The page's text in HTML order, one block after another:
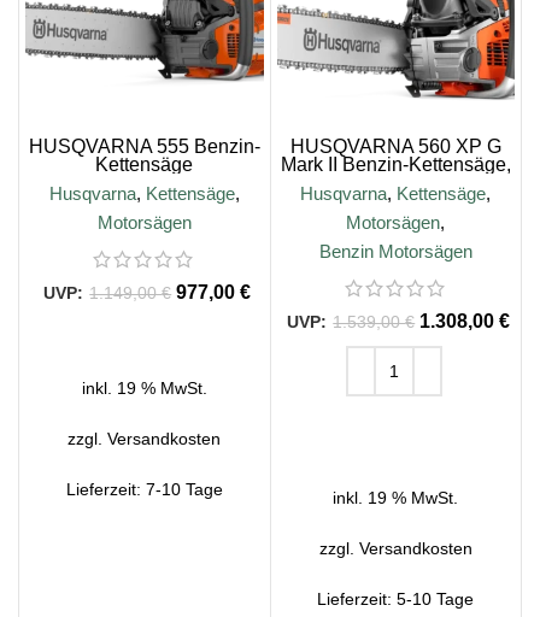
HUSQVARNA 555 Benzin-
Kettensäge
Husqvarna, Kettensäge,
Motorsägen
1.149,00€ 977,00€
inkl. 19 % MwSt.
zzgl.Versandkosten
Lieferzeit: 7-10 Tage
HUSQVARNA 560 XP G
Mark II Benzin-Kettensäge,
45cm
Husqvarna, Kettensäge,
Motorsägen,
Benzin Motorsägen
1.539,00€ 1.308,00€
inkl. 19 % MwSt.
zzgl. Versandkosten
Lieferzeit:5-10 Tage